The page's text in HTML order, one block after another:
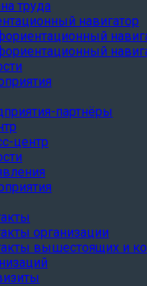
труда
навигатор
партнёры
центр
организации
вышестоящих и